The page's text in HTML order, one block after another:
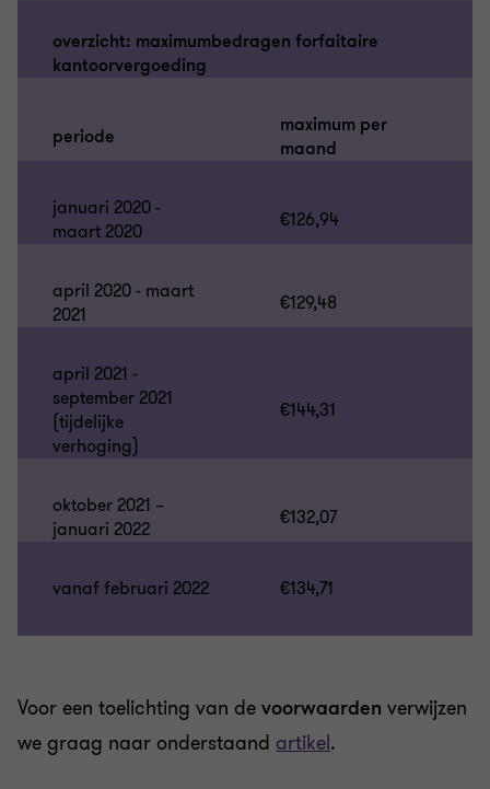
overzicht: maximumbedragen forfaitaire
kantoorvergoeding
periode
maximum per
maand
januari 2020 -
maart 2020
€126,94
april 2020 - maart
2021
€129,48
april 2021 -
september 2021
(tijdelijke
verhoging)
€144,31
oktober 2021 –
januari 2022
€132,07
vanaf februari 2022 €134,71
Voor een toelichting van de voorwaarden verwijzen
we graag naar onderstaand artikel.